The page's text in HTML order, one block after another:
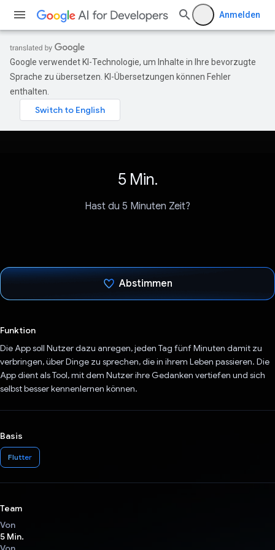
Anmelden
Google verwendet KI-Technologie, um Inhalte in Ihre bevorzugte
Sprache zu übersetzen. KI-Übersetzungen können Fehler
enthalten.
5 Min.
Hast du 5 Minuten Zeit?
Abstimmen
Funktion
Die App soll Nutzer dazu anregen, jeden Tag fünf Minuten damit zu
verbringen, über Dinge zu sprechen, die in ihrem Leben passieren. Die
App dient als Tool, mit dem Nutzer ihre Gedanken vertiefen und sich
selbst besser kennenlernen können.
Basis
Flutter
Team
Von
5 Min.